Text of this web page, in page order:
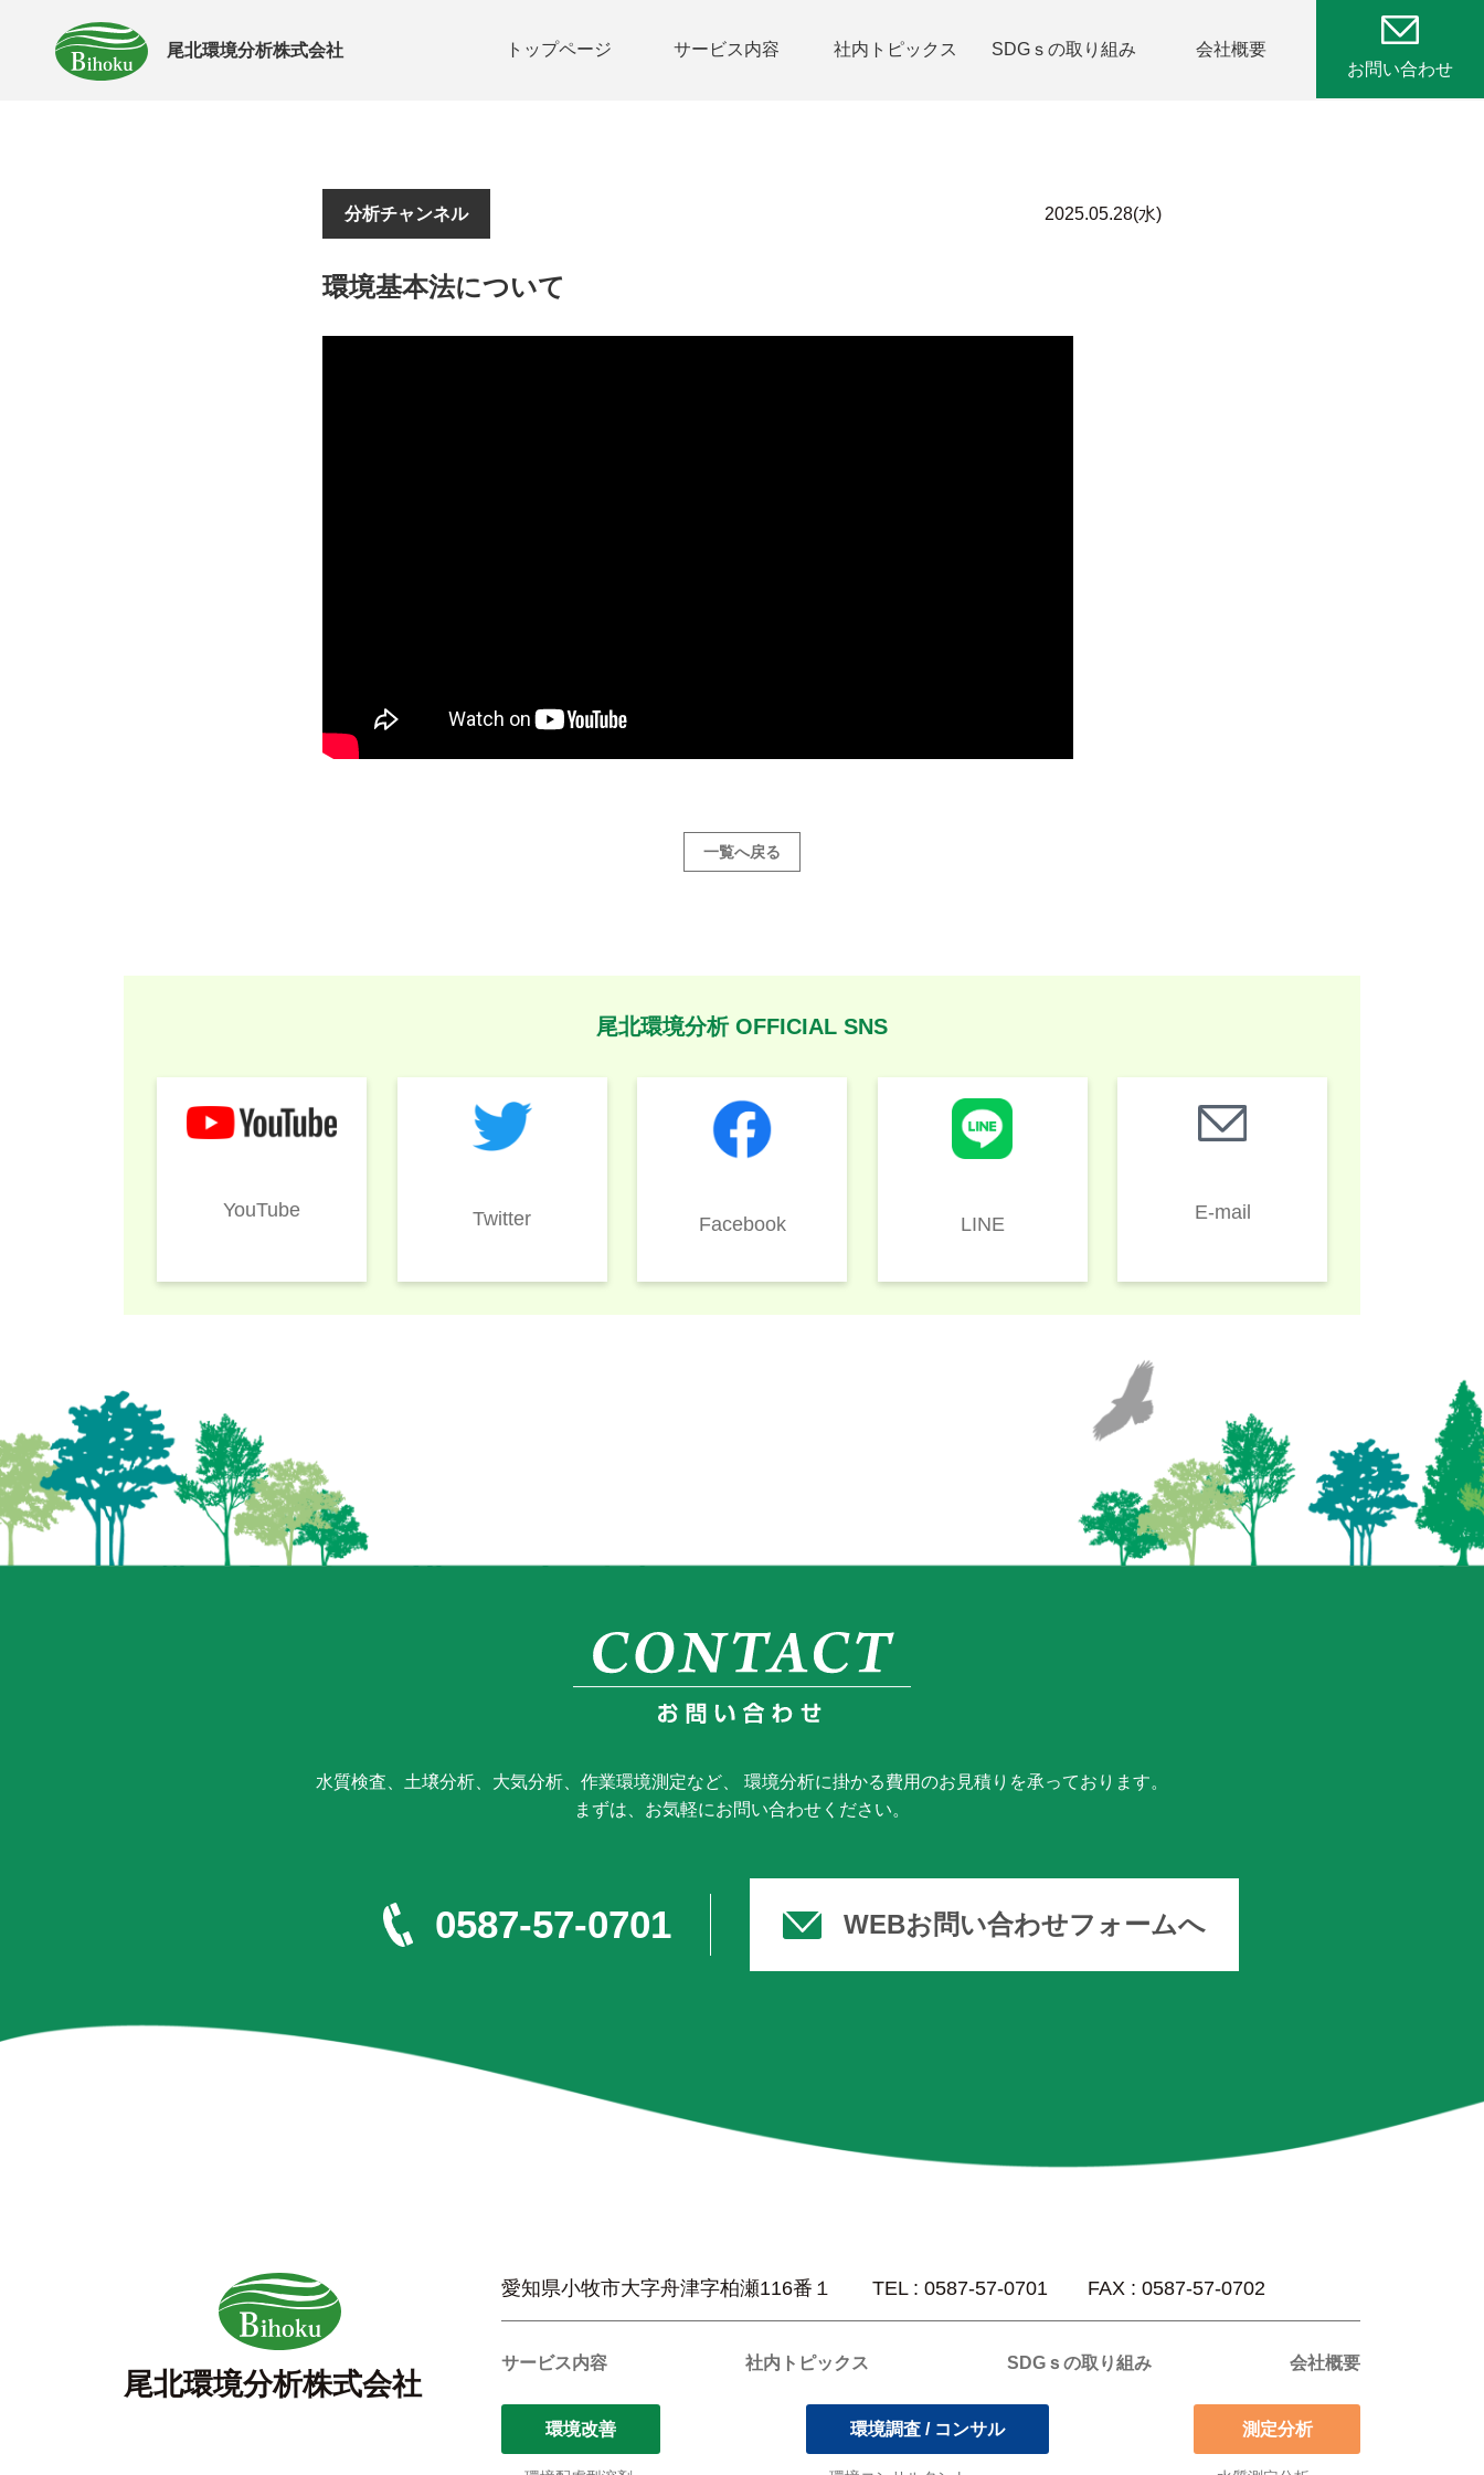
尾北環境分析株式会社 トップページ サービス内容 社内トピックス SDGｓの取り組み
会社概要
お問い合わせ
分析チャンネル 2025.05.28(水)
環境基本法について
一覧へ戻る
尾北環境分析 OFFICIAL SNS
YouTube Twitter Facebook LINE
E-mail
水質検査、土壌分析、大気分析、作業環境測定など、 環境分析に掛かる費用のお見積りを承っております。
まずは、お気軽にお問い合わせください。
0587-57-0701 WEBお問い合わせフォームへ
尾北環境分析株式会社
愛知県小牧市大字舟津字柏瀬116番１ TEL : 0587-57-0701 FAX : 0587-57-0702
サービス内容 社内トピックス SDGｓの取り組み 会社概要
環境改善 環境調査 / コンサル 測定分析